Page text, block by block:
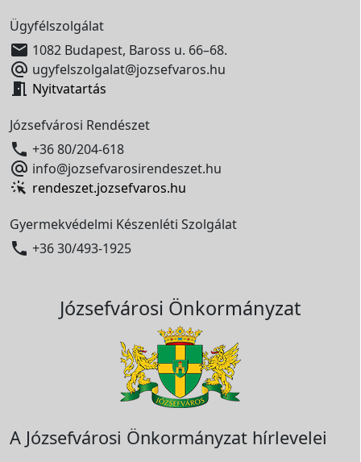
Ügyfélszolgálat
 1082 Budapest, Baross u. 66–68.
 ugyfelszolgalat@jozsefvaros.hu
 Nyitvatartás
Józsefvárosi Rendészet
 +36 80/204-618
 info@jozsefvarosirendeszet.hu
rendeszet.jozsefvaros.hu
Gyermekvédelmi Készenléti Szolgálat
 +36 30/493-1925
Józsefvárosi Önkormányzat
A Józsefvárosi Önkormányzat hírlevelei